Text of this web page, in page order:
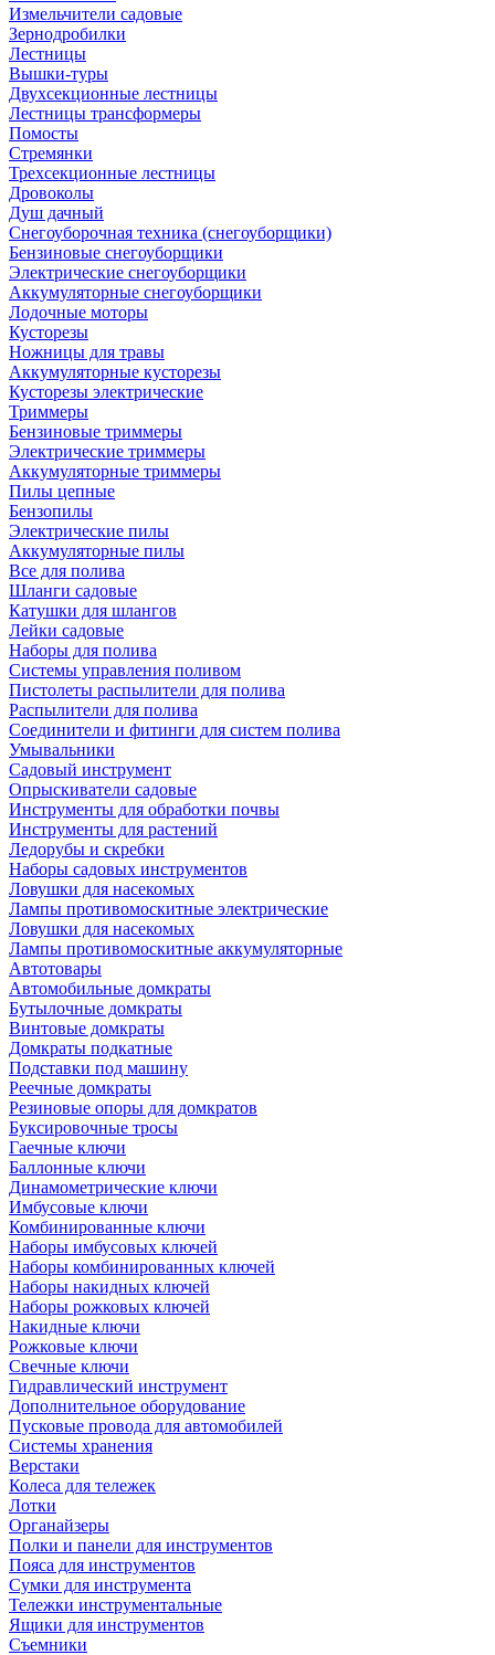
Измельчители садовые
Зернодробилки
Лестницы
Вышки-туры
Двухсекционные лестницы
Лестницы трансформеры
Помосты
Стремянки
Трехсекционные лестницы
Дровоколы
Душ дачный
Снегоуборочная техника (снегоуборщики)
Бензиновые снегоуборщики
Электрические снегоуборщики
Аккумуляторные снегоуборщики
Лодочные моторы
Кусторезы
Ножницы для травы
Аккумуляторные кусторезы
Кусторезы электрические
Триммеры
Бензиновые триммеры
Электрические триммеры
Аккумуляторные триммеры
Пилы цепные
Бензопилы
Электрические пилы
Аккумуляторные пилы
Все для полива
Шланги садовые
Катушки для шлангов
Лейки садовые
Наборы для полива
Системы управления поливом
Пистолеты распылители для полива
Распылители для полива
Соединители и фитинги для систем полива
Умывальники
Садовый инструмент
Опрыскиватели садовые
Инструменты для обработки почвы
Инструменты для растений
Ледорубы и скребки
Наборы садовых инструментов
Ловушки для насекомых
Лампы противомоскитные электрические
Ловушки для насекомых
Лампы противомоскитные аккумуляторные
Автотовары
Автомобильные домкраты
Бутылочные домкраты
Винтовые домкраты
Домкраты подкатные
Подставки под машину
Реечные домкраты
Резиновые опоры для домкратов
Буксировочные тросы
Гаечные ключи
Баллонные ключи
Динамометрические ключи
Имбусовые ключи
Комбинированные ключи
Наборы имбусовых ключей
Наборы комбинированных ключей
Наборы накидных ключей
Наборы рожковых ключей
Накидные ключи
Рожковые ключи
Свечные ключи
Гидравлический инструмент
Дополнительное оборудование
Пусковые провода для автомобилей
Системы хранения
Верстаки
Колеса для тележек
Лотки
Органайзеры
Полки и панели для инструментов
Пояса для инструментов
Сумки для инструмента
Тележки инструментальные
Ящики для инструментов
Съемники